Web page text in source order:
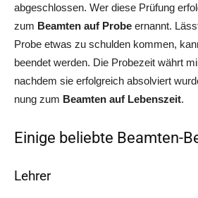
abge­schlos­sen. Wer die­se Prü­fung
zum Beam­ten auf Pro­be ernannt.
Pro­be etwas zu schul­den kom­men,
been­det wer­den. Die Pro­be­zeit währt
nach­dem sie erfolg­reich absol­viert
nung zum Beam­ten auf Lebens­zeit.
Einige beliebte Beamten-
Lehrer